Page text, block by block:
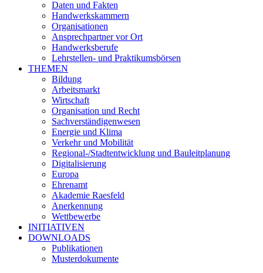
Daten und Fakten
Handwerkskammern
Organisationen
Ansprechpartner vor Ort
Handwerksberufe
Lehrstellen- und Praktikumsbörsen
THEMEN
Bildung
Arbeitsmarkt
Wirtschaft
Organisation und Recht
Sachverständigenwesen
Energie und Klima
Verkehr und Mobilität
Regional-/Stadtentwicklung und Bauleitplanung
Digitalisierung
Europa
Ehrenamt
Akademie Raesfeld
Anerkennung
Wettbewerbe
INITIATIVEN
DOWNLOADS
Publikationen
Musterdokumente